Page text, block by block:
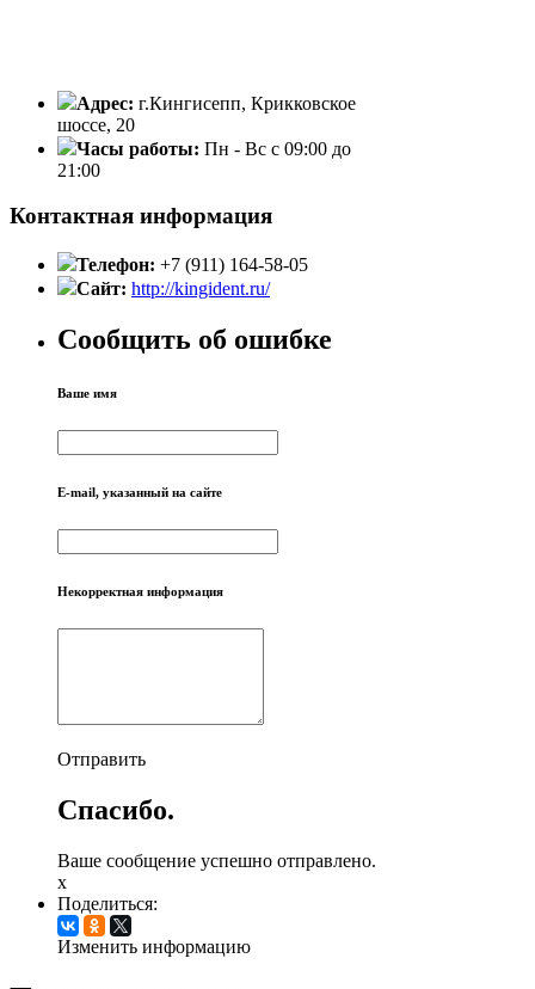
Адрес: г.Кингисепп, Крикковское
шоссе, 20
Часы работы: Пн - Вс с 09:00 до
21:00
Контактная информация
Телефон: +7 (911) 164-58-05
Сайт: http://kingident.ru/
Сообщить об ошибке
Ваше имя
E-mail, указанный на сайте
Некорректная информация
Отправить
Спасибо.
Ваше сообщение успешно отправлено.
x
Поделиться:
Изменить информацию